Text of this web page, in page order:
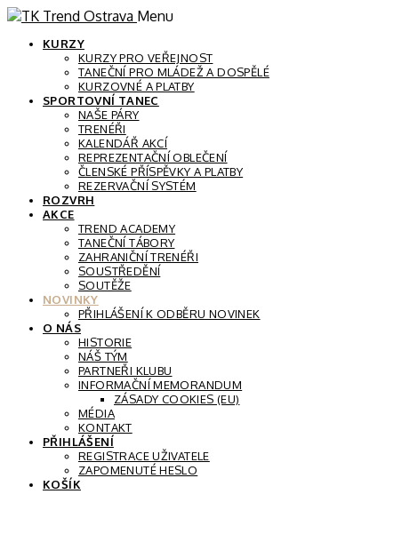
Menu
KURZY
KURZY PRO VEŘEJNOST
TANEČNÍ PRO MLÁDEŽ A DOSPĚLÉ
KURZOVNÉ A PLATBY
SPORTOVNÍ TANEC
NAŠE PÁRY
TRENÉŘI
KALENDÁŘ AKCÍ
REPREZENTAČNÍ OBLEČENÍ
ČLENSKÉ PŘÍSPĚVKY A PLATBY
REZERVAČNÍ SYSTÉM
ROZVRH
AKCE
TREND ACADEMY
TANEČNÍ TÁBORY
ZAHRANIČNÍ TRENÉŘI
SOUSTŘEDĚNÍ
SOUTĚŽE
NOVINKY
PŘIHLÁŠENÍ K ODBĚRU NOVINEK
O NÁS
HISTORIE
NÁŠ TÝM
PARTNEŘI KLUBU
INFORMAČNÍ MEMORANDUM
ZÁSADY COOKIES (EU)
MÉDIA
KONTAKT
PŘIHLÁŠENÍ
REGISTRACE UŽIVATELE
ZAPOMENUTÉ HESLO
KOŠÍK